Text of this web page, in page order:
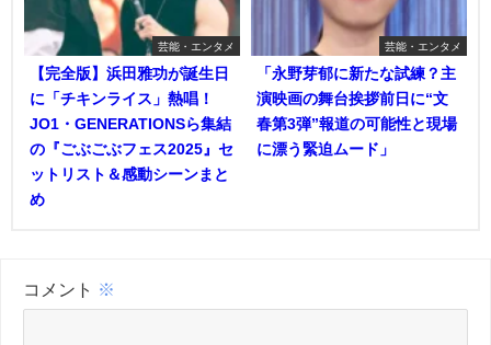
芸能・エンタメ
【完全版】浜田雅功が誕生日
に「チキンライス」熱唱！
JO1・GENERATIONSら集結
の『ごぶごぶフェス2025』セ
ットリスト＆感動シーンまと
め
芸能・エンタメ
「永野芽郁に新たな試練？主
演映画の舞台挨拶前日に“文
春第3弾”報道の可能性と現場
に漂う緊迫ムード」
コメント ※